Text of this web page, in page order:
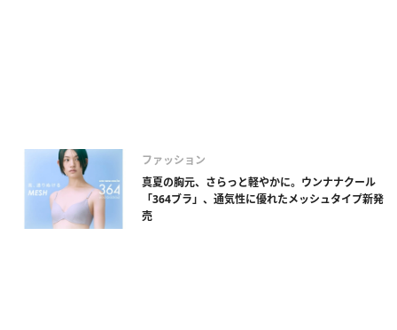
ファッション
真夏の胸元、さらっと軽やかに。ウンナナクール
「364ブラ」、通気性に優れたメッシュタイプ新発
売